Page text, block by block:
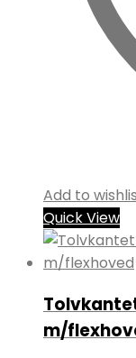
Add to
Quick View
m/